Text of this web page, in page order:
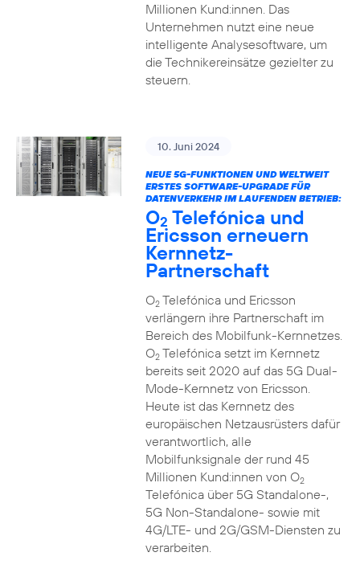
Millionen Kund:innen. Das
Unternehmen nutzt eine neue
intelligente Analysesoftware, um
die Technikereinsätze gezielter zu
steuern.
10. Juni 2024
NEUE 5G-FUNKTIONEN UND WELTWEIT
ERSTES SOFTWARE-UPGRADE FÜR
DATENVERKEHR IM LAUFENDEN BETRIEB:
O2 Telefónica und
Ericsson erneuern
Kernnetz-
Partnerschaft
O2Telefónica und Ericsson
verlängern ihre Partnerschaft im
Bereich des Mobilfunk-Kernnetzes.
O2Telefónica setzt im Kernnetz
bereits seit 2020 auf das 5G Dual-
Mode-Kernnetz von Ericsson.
Heute ist das Kernnetz des
europäischen Netzausrüsters dafür
verantwortlich, alle
Mobilfunksignale der rund 45
Millionen Kund:innen von O2
Telefónica über 5G Standalone-,
5G Non-Standalone- sowie mit
4G/LTE- und 2G/GSM-Diensten zu
verarbeiten.